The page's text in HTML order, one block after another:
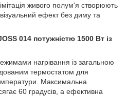
живого полум'я створюють
ефект без диму та
014 потужністю 1500 Вт із
нагрівання із загальною
термостатом для
Максимальна
60 градусів, а ефективна